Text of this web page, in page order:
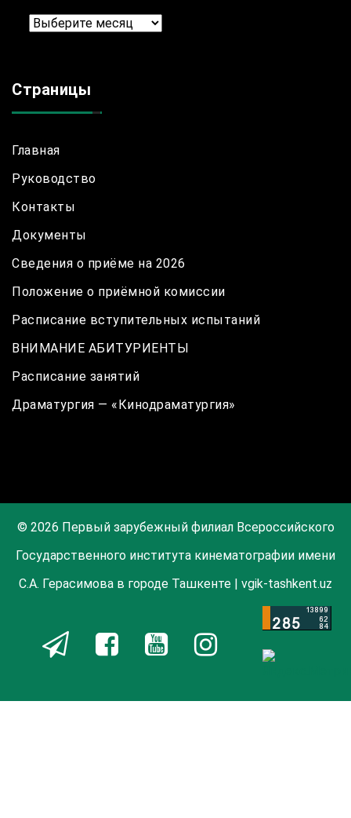
Архив
Страницы
Главная
Руководство
Контакты
Документы
Сведения о приёме на 2026
Положение о приёмной комиссии
Расписание вступительных испытаний
ВНИМАНИЕ АБИТУРИЕНТЫ
Расписание занятий
Драматургия — «Кинодраматургия»
© 2026 Первый зарубежный филиал Всероссийского
Государственного института кинематографии имени
С.А. Герасимова в городе Ташкенте | vgik-tashkent.uz